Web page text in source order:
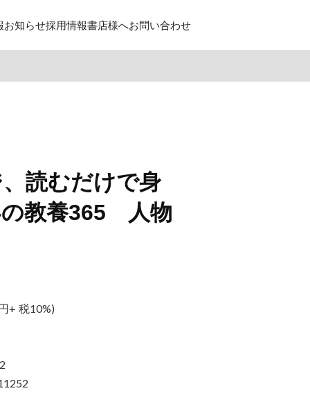
お知らせ採用情報書店様へお問い合わせ
読むだけで身
教養365 人物
+ 税10%)